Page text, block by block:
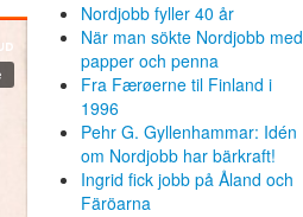
Nordjobb fyller 40 år
När man sökte Nordjobb med
papper och penna
Fra Færøerne til Finland i
1996
Pehr G. Gyllenhammar: Idén
om Nordjobb har bärkraft!
Ingrid fick jobb på Åland och
Färöarna